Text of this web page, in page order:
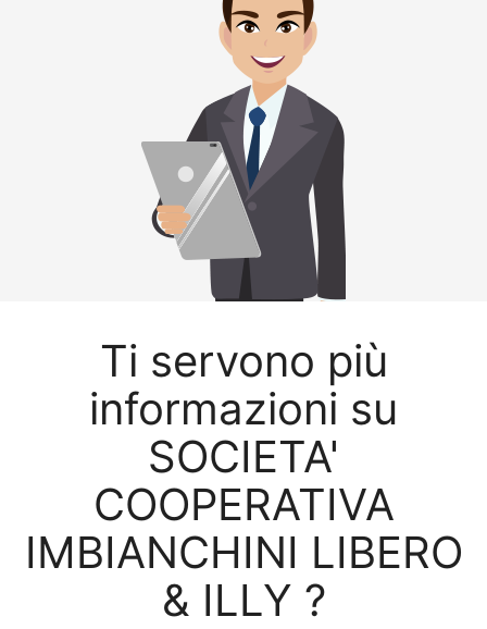
Ti servono più
informazioni su
SOCIETA'
COOPERATIVA
IMBIANCHINI LIBERO
& ILLY ?